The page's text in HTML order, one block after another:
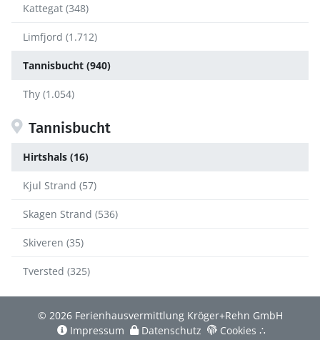
Kattegat (348)
Limfjord (1.712)
Tannisbucht (940)
Thy (1.054)
Tannisbucht
Hirtshals (16)
Kjul Strand (57)
Skagen Strand (536)
Skiveren (35)
Tversted (325)
© 2026 Ferienhausvermittlung Kröger+Rehn GmbH
Impressum
Datenschutz Cookies ∴